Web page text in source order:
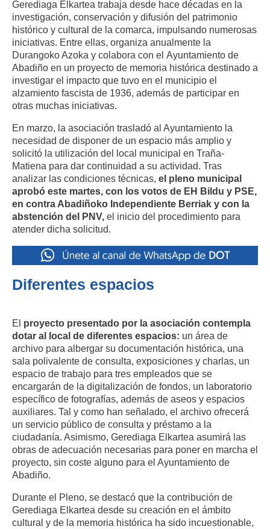
Gerediaga Elkartea trabaja desde hace décadas en la
investigación, conservación y difusión del patrimonio
histórico y cultural de la comarca, impulsando numerosas
iniciativas. Entre ellas, organiza anualmente la
Durangoko Azoka y colabora con el Ayuntamiento de
Abadiño en un proyecto de memoria histórica destinado a
investigar el impacto que tuvo en el municipio el
alzamiento fascista de 1936, además de participar en
otras muchas iniciativas.
En marzo, la asociación trasladó al Ayuntamiento la
necesidad de disponer de un espacio más amplio y
solicitó la utilización del local municipal en Traña-
Matiena para dar continuidad a su actividad. Tras
analizar las condiciones técnicas, el pleno municipal
aprobó este martes, con los votos de EH Bildu y PSE,
en contra Abadiñoko Independiente Berriak y con la
abstención del PNV, el inicio del procedimiento para
atender dicha solicitud.
Diferentes espacios
El proyecto presentado por la asociación contempla
dotar al local de diferentes espacios: un área de
archivo para albergar su documentación histórica, una
sala polivalente de consulta, exposiciones y charlas, un
espacio de trabajo para tres empleados que se
encargarán de la digitalización de fondos, un laboratorio
específico de fotografías, además de aseos y espacios
auxiliares. Tal y como han señalado, el archivo ofrecerá
un servicio público de consulta y préstamo a la
ciudadanía. Asimismo, Gerediaga Elkartea asumirá las
obras de adecuación necesarias para poner en marcha el
proyecto, sin coste alguno para el Ayuntamiento de
Abadiño.
Durante el Pleno, se destacó que la contribución de
Gerediaga Elkartea desde su creación en el ámbito
cultural y de la memoria histórica ha sido incuestionable,